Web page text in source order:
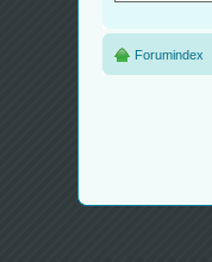
Forumindex